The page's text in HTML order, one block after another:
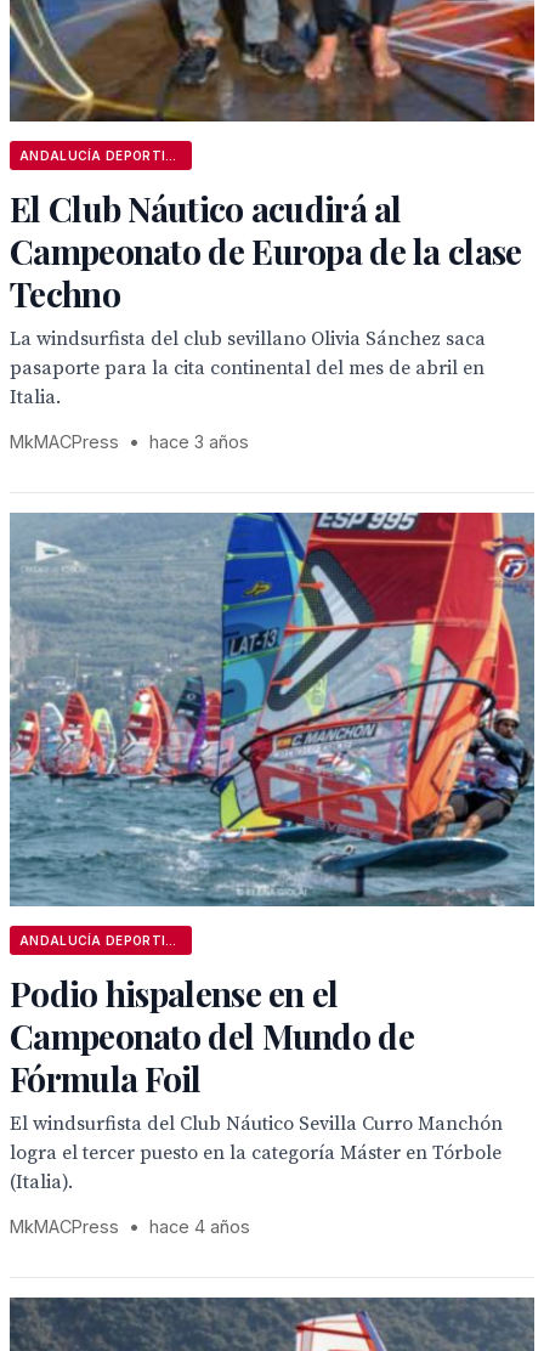
El Club Náutico acudirá al
Campeonato de Europa de la clase
Techno
La windsurfista del club sevillano Olivia Sánchez saca
pasaporte para la cita continental del mes de abril en
Italia.
MkMACPress • hace 3 años
Podio hispalense en el
Campeonato del Mundo de
Fórmula Foil
El windsurfista del Club Náutico Sevilla Curro Manchón
logra el tercer puesto en la categoría Máster en Tórbole
(Italia).
MkMACPress • hace 4 años